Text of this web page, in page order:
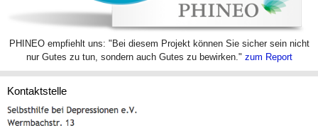
PHINEO empfiehlt uns: "Bei diesem Projekt können Sie sicher sein nicht
nur Gutes zu tun, sondern auch Gutes zu bewirken." zum Report
Kontaktstelle